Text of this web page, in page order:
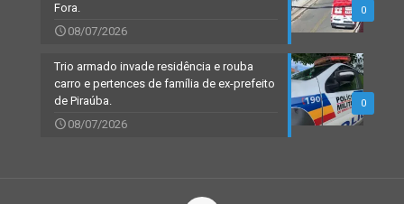
0
Fora.
08/07/2026
0
Trio armado invade residência e rouba
carro e pertences de família de ex-prefeito
de Piraúba.
08/07/2026